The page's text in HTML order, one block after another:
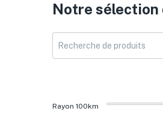
Notre sélection
Rayon 100km